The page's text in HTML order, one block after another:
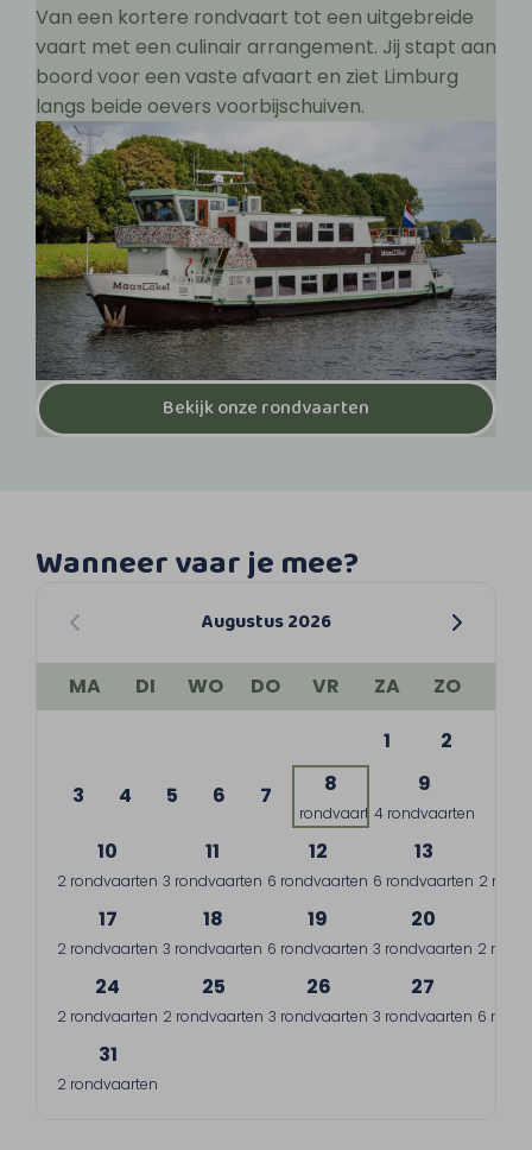
Van een kortere rondvaart tot een uitgebreide
vaart met een culinair arrangement. Jij stapt aan
boord voor een vaste afvaart en ziet Limburg
langs beide oevers voorbijschuiven.
Bekijk onze rondvaarten
Wanneer vaar je mee?
Augustus 2026
MA DI WO DO VR ZA
ZO
1
2
3 4 5 6 7 8
1 rondvaart
9
4 rondvaarten
10
2 rondvaarten
11
3 rondvaarten
12
6 rondvaarten
13
6 rondvaarten 2
17
2 rondvaarten
18
3 rondvaarten
19
6 rondvaarten
20
3 rondvaarten 2
24
2 rondvaarten
25
2 rondvaarten
26
3 rondvaarten
27
3 rondvaarten 6
31
2 rondvaarten